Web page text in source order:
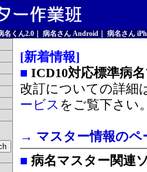
名くん2.0 病名さん Android
病名さん
[新着情報]
■ ICD10対応標準病
改訂についての詳細
ービス をご覧下さい
→ マスター情報のペ
■ 病名マスター関連